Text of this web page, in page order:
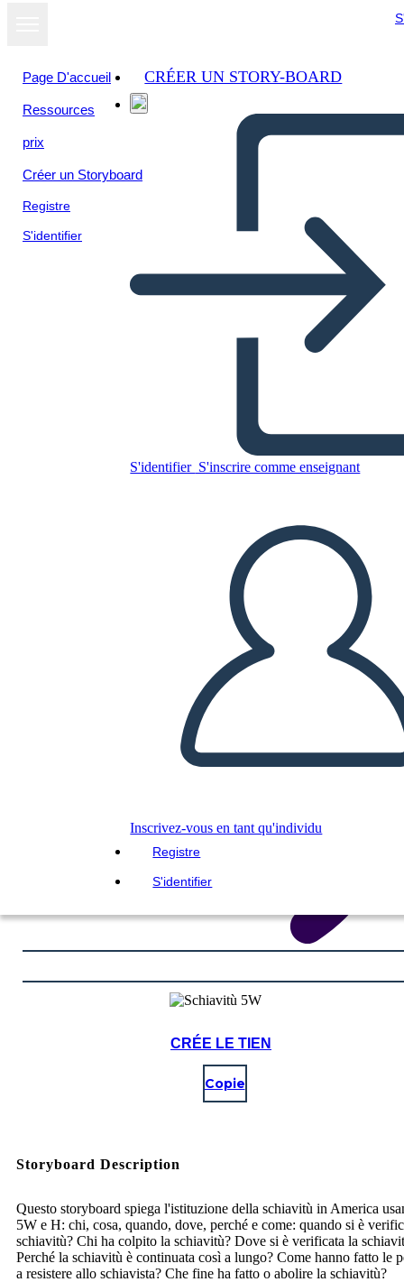
Page D'accueil
Ressources
prix
Créer un Storyboard
Registre
S'identifier
CRÉER UN STORY-BOARD
S'identifier S'inscrire comme enseignant
Inscrivez-vous en tant qu'individu
Registre
S'identifier
LIRE LE DIAPORAMA
LIS-MOI
CRÉE LE TIEN
Copie
Storyboard Description
Questo storyboard spiega l'istituzione della schiavitù in America
5W e H: chi, cosa, quando, dove, perché e come: quando si è
schiavitù? Chi ha colpito la schiavitù? Dove si è verificata la
Perché la schiavitù è continuata così a lungo? Come hanno fatto le
a resistere allo schiavista? Che fine ha fatto o abolire la schiavitù?